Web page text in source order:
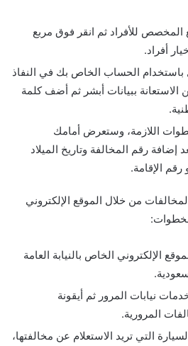
المخصص للأفراد ثم انقر فوق مربع
أفراد.
الحساب الخاص بك في النفاذ
الاستعانة ببيانات أبشر ثم أضف كلمة
اللازمة، وستعرض أمامك
إضافة رقم المخالفة وتاريخ الميلاد
رقم الإقامة.
من خلال الموقع الإلكتروني
الإلكتروني الخاص بالنيابة العامة
نيابات المرور ثم أيقونة
المرورية.
التي تريد الاستعلام عن مخالفتها،